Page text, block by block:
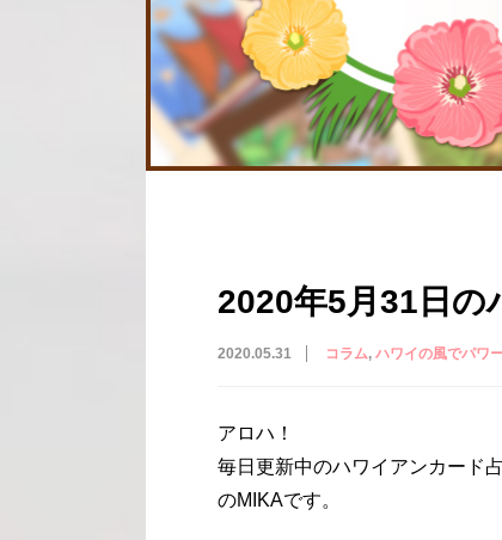
2020年5月31日の
2020.05.31 コラム ハワイの風でパワ
アロハ！
毎日更新中のハワイアンカード
のMIKAです。